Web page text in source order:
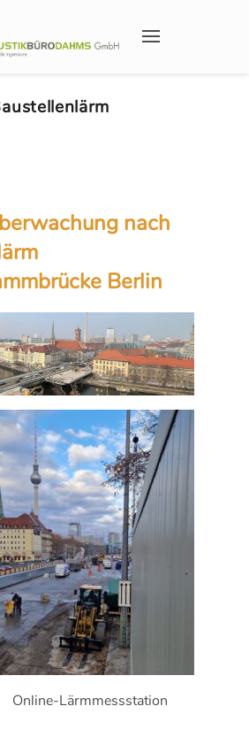
nach
Berlin
Online-Lärmmessstation